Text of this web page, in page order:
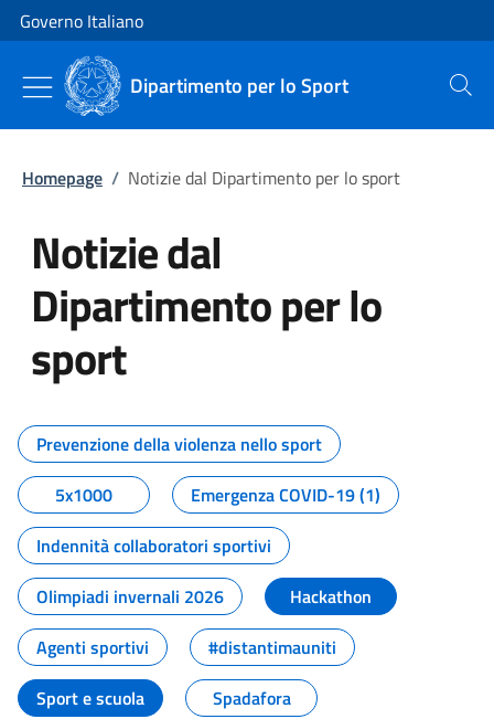
Vai al contenuto
Vai alla navigazione del sito
Governo Italiano
Dipartimento per lo Sport Cerca
Homepage / Notizie dal Dipartimento per lo sport
Notizie dal
Dipartimento per lo
sport
Tutti i contenuti della pagina
Prevenzione della violenza nello sport
5x1000
Emergenza COVID-19 (1)
Indennità collaboratori sportivi
Olimpiadi invernali 2026
Hackathon
Agenti sportivi
#distantimauniti
Sport e scuola
Spadafora